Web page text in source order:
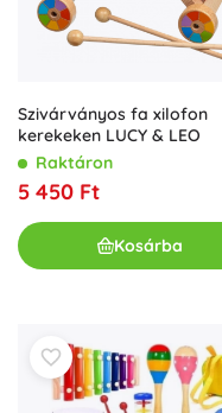
Szivárványos fa xilofon
kerekeken LUCY & LEO
Raktáron
5 450 Ft
Kosárba